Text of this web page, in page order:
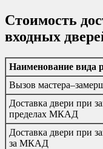
Стоимость
входных
Наименование вида
Вызов
Доставка двери при
пределах МКАД
Доставка двери при
за МКАД